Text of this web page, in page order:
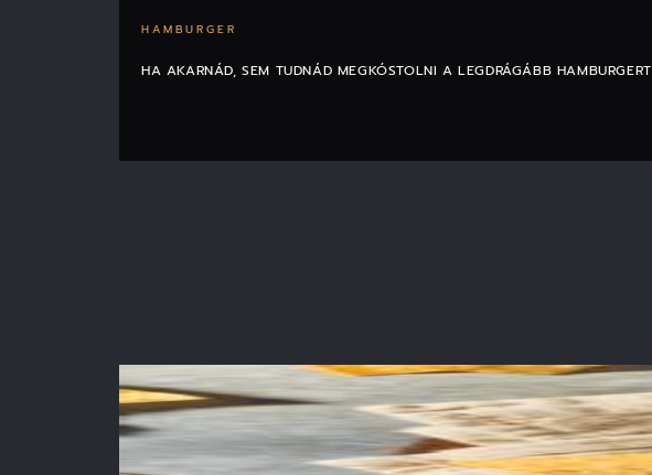
HAMBURGER
HA AKARNÁD, SEM TUDNÁD MEGKÓSTOLNI A LEGDRÁGÁBB HAMBURGERT